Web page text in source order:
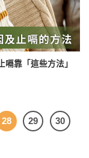
靠「這些方法」
28 29
30